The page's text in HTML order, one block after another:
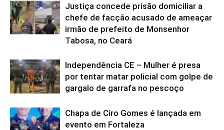
Justiça concede prisão domiciliar a
chefe de facção acusado de ameaçar
irmão de prefeito de Monsenhor
Tabosa, no Ceará
Independência CE – Mulher é presa
por tentar matar policial com golpe de
gargalo de garrafa no pescoço
Chapa de Ciro Gomes é lançada em
evento em Fortaleza